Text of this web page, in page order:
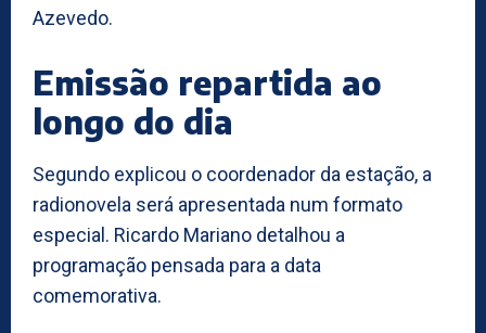
Azevedo.
Emissão repartida ao
longo do dia
Segundo explicou o coordenador da estação, a
radionovela será apresentada num formato
especial. Ricardo Mariano detalhou a
programação pensada para a data
comemorativa.